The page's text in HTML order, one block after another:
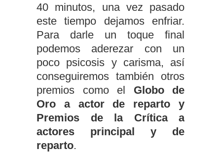
40 minutos, una vez pasado
este tiempo dejamos enfriar.
Para darle un toque final
podemos aderezar con un
poco psicosis y carisma, así
conseguiremos también otros
premios como el Globo de
Oro a actor de reparto y
Premios de la Crítica a
actores principal y de
reparto.